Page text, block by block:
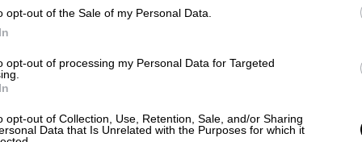
opt-out of the Sale of my Personal Data.
opt-out of processing my Personal Data for Targeted
opt-out of Collection, Use, Retention, Sale, and/or Sharing
Data that Is Unrelated with the Purposes for which it
να συσχετίζεται με θαύματα· σύντομα
τέχνης στη Ρωσία, εμπνέοντας μέχρι
της. Η «Παναγία του Καζάν» θεωρούνταν
βρισκόταν σε κίνδυνο, λιτάνευαν την
Πολέμους περιέφεραν την
κόσμο ελπίδα ενώ οΝαπολέων
η εικόνα εκλάπη και όλοι οι πιστοί,